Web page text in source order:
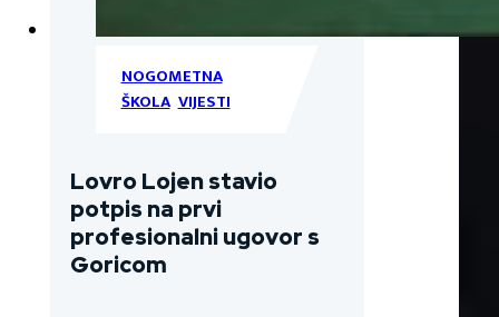
NOGOMETNA
ŠKOLA,VIJESTI
Lovro Lojen stavio
potpis na prvi
profesionalni ugovor s
Goricom